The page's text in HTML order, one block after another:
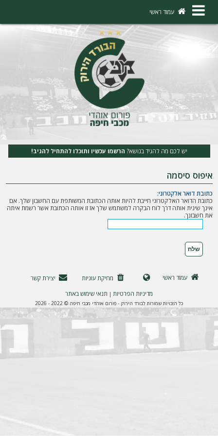
×
ו
ר
ש
מ
ה
עמוד ראשי
יש לכם מה להגיד בנושא? הרשמו עכשיו ותוכלו להתחיל להגיב!
איפוס סיסמה
כתובת דואר אלקטרוני:
כתובת הדואר האלקטרוני חייבת להיות אותה הכתובת המשותפת עם החשבון שלך. אם
אינך שינית אותה דרך לוח הבקרה למשתמש שלך אז זו אותה הכתובת אשר רשמת איתה
את חשבונך.
עמוד ראשי מחיקת עוגיות
יצירת קשר
מדיניות הפרטיות | תנאי שימוש באתר
כל הזכויות שמורות לבורד הירוק - פורום אוהדי מכבי חיפה © 2022 - 2026